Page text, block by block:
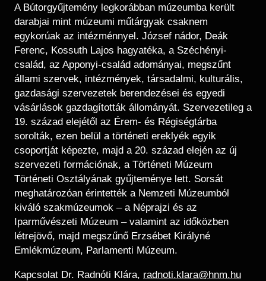
Régészet
Tagintézmények
Felnőttképzés
Közérdekű adatok
Képcsarnok
Történeti Fényképtár
Éremtár
Adattár
Központi Könyvtár
A Bútorgyűjtemény legkorábban múzeumba került
darabjai mint múzeumi műtárgyak csaknem
egykorúak az intézménnyel. József nádor, Deák
Ferenc, Kossuth Lajos hagyatéka, a Széchényi-
család, az Apponyi-család adományai, megszűnt
állami szervek, intézmények, társadalmi, kulturális,
gazdasági szervezetek berendezései és egyedi
vásárlások gazdagították állományát. Szervezetileg a
19. század elejétől az Érem- és Régiségtárba
sorolták, ezen belül a történeti ereklyék egyik
csoportját képezte, majd a 20. század elején az új
szervezeti formációnak, a Történeti Múzeum
Történeti Osztályának gyűjteménye lett. Sorsát
meghatározóan érintették a Nemzeti Múzeumból
kiváló szakmúzeumok – a Néprajzi és az
Iparművészeti Múzeum – valamint az időközben
létrejövő, majd megszűnő Erzsébet Királyné
Emlékmúzeum, Parlamenti Múzeum.
Kapcsolat Dr. Radnóti Klára, radnoti.klara@hnm.hu